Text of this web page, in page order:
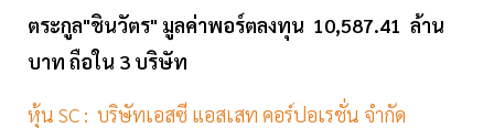
ตระกูล"ชินวัตร" มูลค่าพอร์ตลงทุน 10,587.41 ล้าน
บาท ถือใน 3 บริษัท
หุ้น SC : บริษัทเอสซี แอสเสท คอร์ปอเรชั่น จำกัด